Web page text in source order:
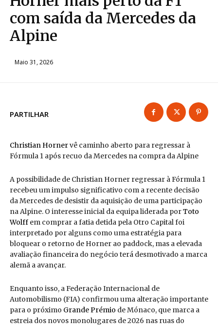
com saída da Mercedes da
Alpine
Maio 31, 2026
PARTILHAR
Christian Hornervê caminho aberto para regressar à
Fórmula 1 após recuo da Mercedes na compra da Alpine
A possibilidade de Christian Horner regressar à Fórmula 1
recebeu um impulso significativo com a recente decisão
da Mercedes de desistir da aquisição de uma participação
na Alpine. O interesse inicial da equipa liderada porToto
Wolff em comprar a fatia detida pela Otro Capital foi
interpretado por alguns como uma estratégia para
bloquear o retorno de Horner ao paddock, mas a elevada
avaliação financeira do negócio terá desmotivado a marca
alemã a avançar.
Enquanto isso, a Federação Internacional de
Automobilismo (FIA) confirmou uma alteração importante
para o próximo Grande Prémio de Mónaco, que marca a
estreia dos novos monolugares de 2026 nas ruas do